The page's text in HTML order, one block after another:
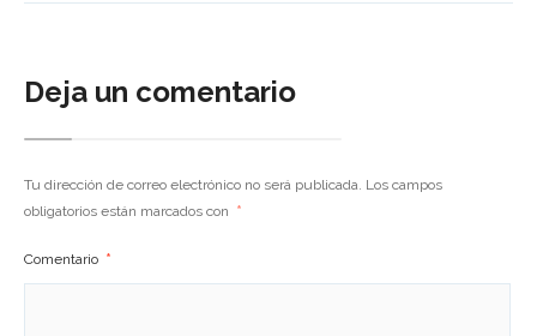
Deja un comentario
Tu dirección de correo electrónico no será publicada. Los campos
obligatorios están marcados con *
Comentario *